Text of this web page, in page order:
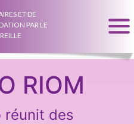
ET DE
PAR LE
RIOM
réunit des